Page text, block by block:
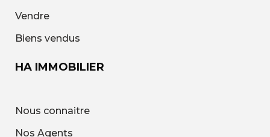
HA IMMOBILIER
Nous connaitre
Nos Agents
Vendre
Biens vendus